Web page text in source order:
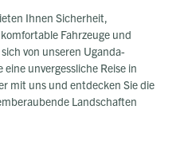
Ihnen Sicherheit,
Fahrzeuge und
von unseren Uganda-
unvergessliche Reise in
mit uns und entdecken Sie die
Landschaften